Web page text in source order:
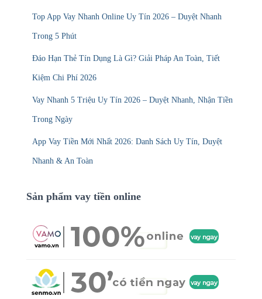
Top App Vay Nhanh Online Uy Tín 2026 – Duyệt Nhanh
Trong 5 Phút
Đáo Hạn Thẻ Tín Dụng Là Gì? Giải Pháp An Toàn, Tiết
Kiệm Chi Phí 2026
Vay Nhanh 5 Triệu Uy Tín 2026 – Duyệt Nhanh, Nhận Tiền
Trong Ngày
App Vay Tiền Mới Nhất 2026: Danh Sách Uy Tín, Duyệt
Nhanh & An Toàn
Sản phẩm vay tiền online